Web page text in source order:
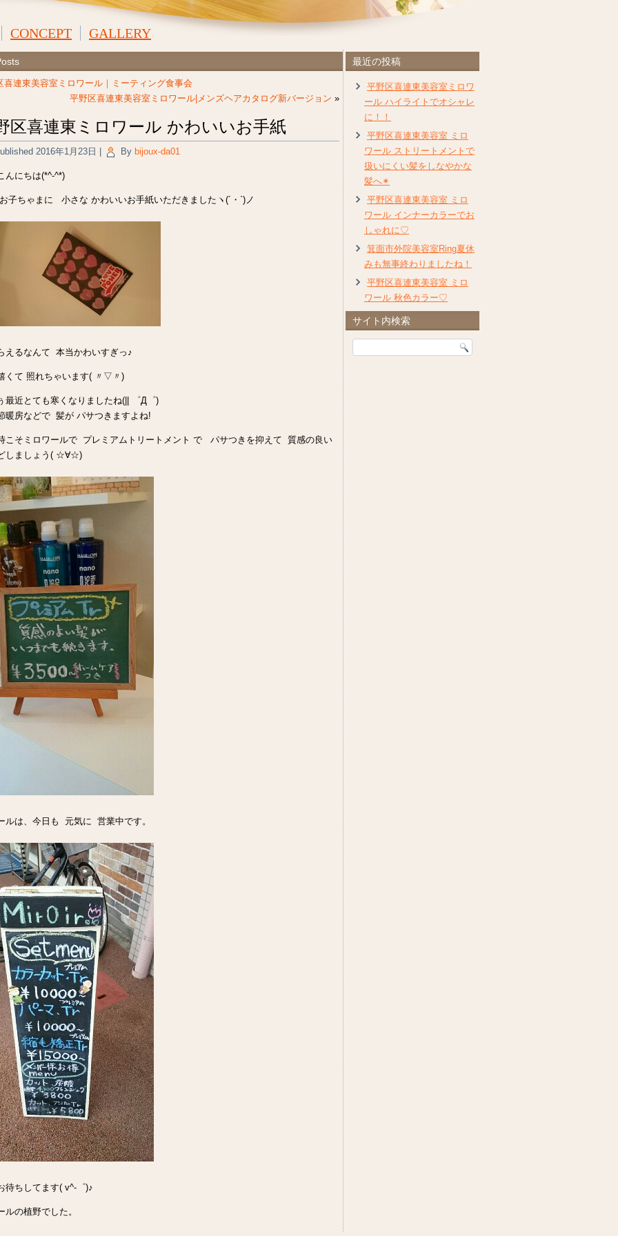
CONCEPT GALLERY
喜連東美容室ミロワール｜ミーティング食事会
平野区喜連東美容室ミロワール|メンズヘアカタログ新バージョン »
区喜連東ミロワール かわいいお手紙
2016年1月23日 By bijoux-da01
んにちは(*^-^*)
子ちゃまに 小さな かわいいお手紙いただきましたヽ(´・`)ノ
えるなんて 本当かわいすぎっ♪
くて 照れちゃいます( 〃▽〃)
最近とても寒くなりましたね(|| ゜Д゜)
暖房などで 髪が パサつきますよね!
こそミロワールで プレミアムトリートメント で パサつきを抑えて 質感の良い
しましょう( ☆∀☆)
ルは、今日も 元気に 営業中です。
待ちしてます( v^-゜)♪
ルの植野でした。
最近の投稿
平野区喜連東美容室ミロワ
ール ハイライトでオシャレ
に！！
平野区喜連東美容室 ミロ
ワール ストリートメントで
扱いにくい髪をしなやかな
髪へ✴︎
平野区喜連東美容室 ミロ
ワール インナーカラーでお
しゃれに♡
箕面市外院美容室Ring夏休
みも無事終わりましたね！
平野区喜連東美容室 ミロ
ワール 秋色カラー♡
サイト内検索